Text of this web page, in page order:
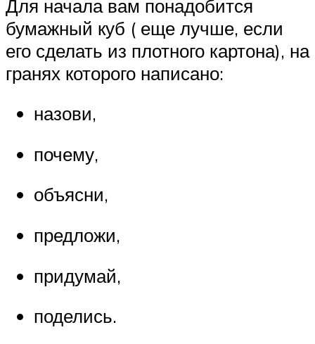
Для начала вам понадобится
бумажный куб ( еще лучше, если
его сделать из плотного картона), на
гранях которого написано:
назови,
почему,
объясни,
предложи,
придумай,
поделись.